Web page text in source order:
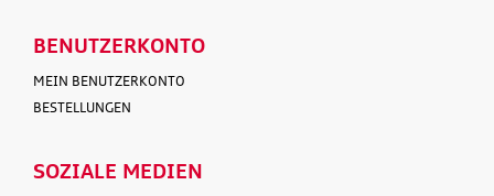
BENUTZERKONTO
MEIN BENUTZERKONTO
BESTELLUNGEN
SOZIALE MEDIEN